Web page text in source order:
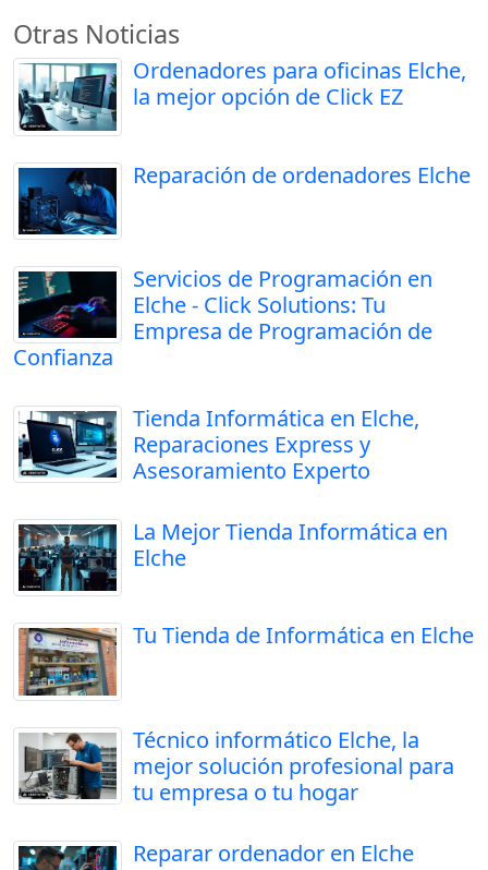
Otras Noticias
Ordenadores para oficinas Elche,
la mejor opción de Click EZ
Reparación de ordenadores Elche
Servicios de Programación en
Elche - Click Solutions: Tu
Empresa de Programación de
Confianza
Tienda Informática en Elche,
Reparaciones Express y
Asesoramiento Experto
La Mejor Tienda Informática en
Elche
Tu Tienda de Informática en Elche
Técnico informático Elche, la
mejor solución profesional para
tu empresa o tu hogar
Reparar ordenador en Elche